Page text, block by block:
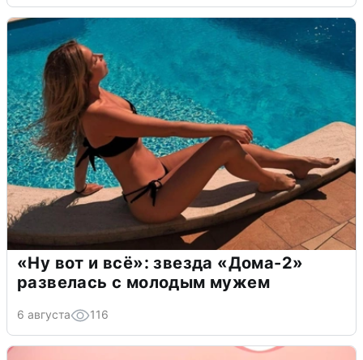
«Ну вот и всё»: звезда «Дома-2»
развелась с молодым мужем
6 августа 116